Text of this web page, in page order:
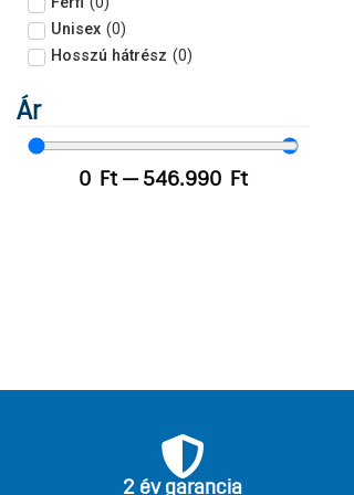
Unisex (0)
Hosszú hátrész (0)
Ár
0 Ft — 546.990 Ft
2 év garancia